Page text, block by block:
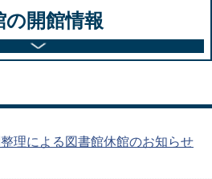
の開館情報
理による図書館休館のお知らせ